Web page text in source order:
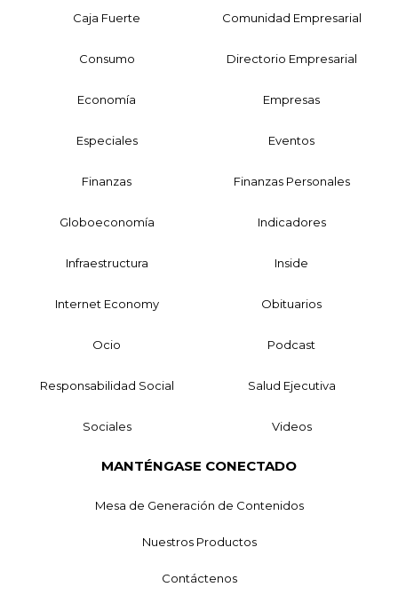
Caja Fuerte Comunidad Empresarial
Consumo Directorio Empresarial
Economía Empresas
Especiales Eventos
Finanzas Finanzas Personales
Globoeconomía Indicadores
Infraestructura Inside
Internet Economy Obituarios
Ocio Podcast
Responsabilidad Social Salud Ejecutiva
Sociales Videos
MANTÉNGASE CONECTADO
Mesa de Generación de Contenidos
Nuestros Productos
Contáctenos